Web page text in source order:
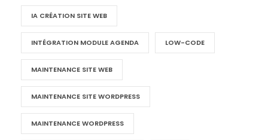
IA CRÉATION SITE WEB
INTÉGRATION MODULE AGENDA LOW-CODE
MAINTENANCE SITE WEB
MAINTENANCE SITE WORDPRESS
MAINTENANCE WORDPRESS